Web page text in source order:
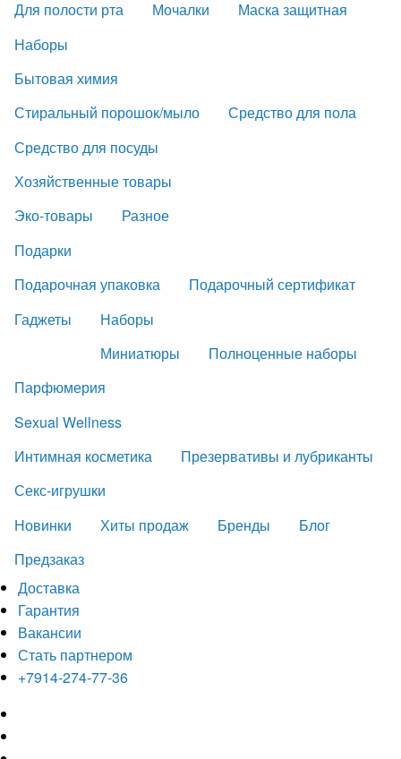
Для полости рта Мочалки
Маска защитная
Наборы
Бытовая химия
Стиральный порошок/мыло
Средство для пола
Средство для посуды
Хозяйственные товары
Эко-товары
Разное
Подарки
Подарочная упаковка
Подарочный сертификат
Гаджеты
Наборы
Миниатюры
Полноценные наборы
Парфюмерия
Sexual Wellness
Интимная косметика
Презервативы и лубриканты
Секс-игрушки
Новинки
Хиты продаж Бренды
Блог
Предзаказ
Доставка
Гарантия
Вакансии
Стать партнером
+7914-274-77-36